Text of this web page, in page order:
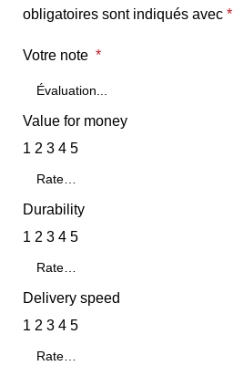
obligatoires sont indiqués avec *
Votre note *
Value for money
1 2 3 4 5
Durability
1 2 3 4 5
Delivery speed
1 2 3 4 5